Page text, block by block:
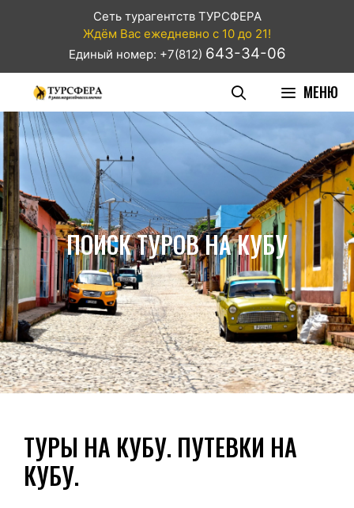
Сеть турагентств ТУРСФЕРА
Ждём Вас ежедневно с 10 до 21!
Единый номер: +7(812) 643-34-06
МЕНЮ
ПОИСК ТУРОВ НА КУБУ
ТУРЫ НА КУБУ. ПУТЕВКИ НА
КУБУ.